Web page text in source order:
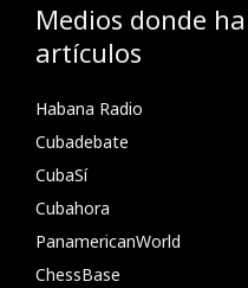
Medios donde
artículos
Habana Radio
Cubadebate
CubaSí
Cubahora
PanamericanWorld
ChessBase